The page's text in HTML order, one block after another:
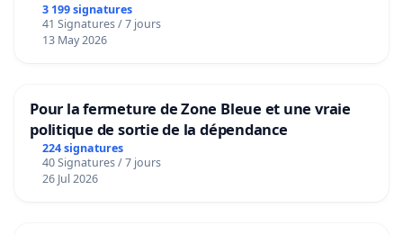
3 199 signatures
41 Signatures / 7 jours
13 May 2026
Pour la fermeture de Zone Bleue et une vraie
politique de sortie de la dépendance
224 signatures
40 Signatures / 7 jours
26 Jul 2026